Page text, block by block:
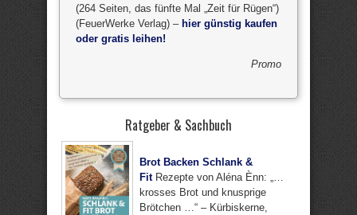
(264 Seiten, das fünfte Mal „Zeit für Rügen“)
(FeuerWerke Verlag) – hier günstig kaufen
oder gratis leihen!
Promo
Ratgeber & Sachbuch
Brot Backen Schlank &
FitRezepte von Aléna Ènn: „…
krosses Brot und knusprige
Brötchen …“ – Kürbiskerne,